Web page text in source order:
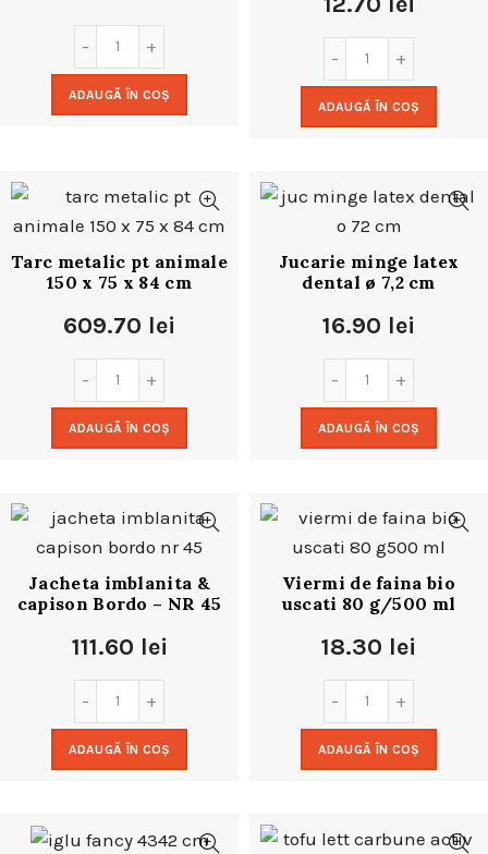
ADAUGĂ ÎN COȘ
ADAUGĂ ÎN COȘ
Tarc metalic pt animale
150 x 75 x 84 cm
609.70 lei
ADAUGĂ ÎN COȘ
Jucarie minge latex
dental ø 7,2 cm
16.90 lei
ADAUGĂ ÎN COȘ
Jacheta imblanita &
capison Bordo – NR 45
111.60 lei
ADAUGĂ ÎN COȘ
Viermi de faina bio
uscati 80 g/500 ml
18.30 lei
ADAUGĂ ÎN COȘ